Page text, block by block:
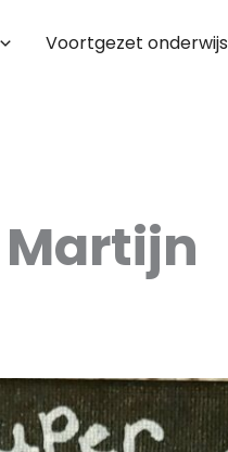
Voortgezet onderwijs